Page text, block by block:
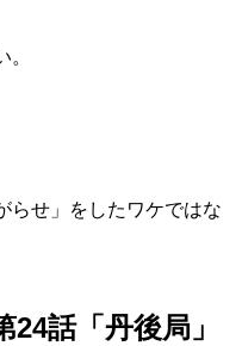
らせ」をしたワケではな
話「丹後局」